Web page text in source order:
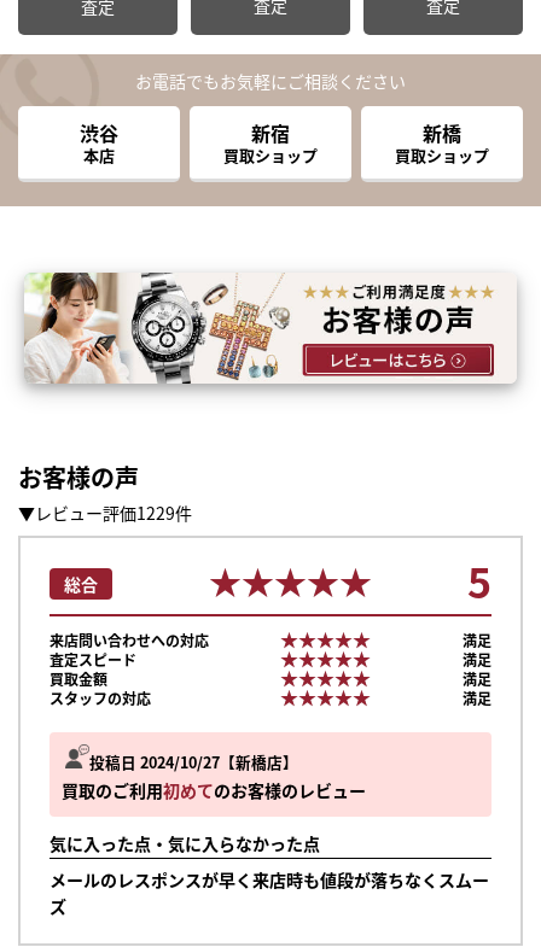
査定
お電話でもお気軽にご相談ください
渋谷
本店
新宿
買取ショップ
新橋
買取ショップ
お客様の声
▼レビュー評価1229件
投稿日 2024/10/27 新橋店
買取のご利用初めてのお客様のレビュー
気に入った点・気に入らなかった点
メールのレスポンスが早く来店時も値段が落ちなくスムー
ズ
総合 ★★★★★
★★★★★ 5
来店問い合わせへの対応 ★★★★★
★★★★★
満足
査定スピード
★★★★★
★★★★★
満足
買取金額
★★★★★
★★★★★
満足
スタッフの対応
★★★★★
★★★★★ 満足
まずは